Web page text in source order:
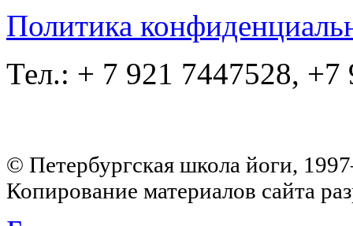
Политика
Тел.: + 7 921 7447528, +7
© Петербургская школа йоги,
Копирование материалов сайта